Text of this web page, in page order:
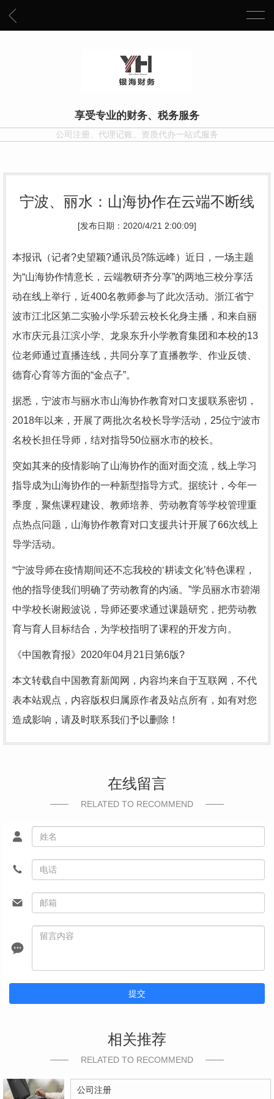
享受专业的财务、税务服务
公司注册、代理记账、资质代办一站式服务
宁波、丽水：山海协作在云端不断线
[发布日期：2020/4/21 2:00:09]
本报讯（记者?史望颖?通讯员?陈远峰）近日，一场主题
为“山海协作情意长，云端教研齐分享”的两地三校分享活
动在线上举行，近400名教师参与了此次活动。浙江省宁
波市江北区第二实验小学乐碧云校长化身主播，和来自丽
水市庆元县江滨小学、龙泉东升小学教育集团和本校的13
位老师通过直播连线，共同分享了直播教学、作业反馈、
德育心育等方面的“金点子”。
据悉，宁波市与丽水市山海协作教育对口支援联系密切，
2018年以来，开展了两批次名校长导学活动，25位宁波市
名校长担任导师，结对指导50位丽水市的校长。
突如其来的疫情影响了山海协作的面对面交流，线上学习
指导成为山海协作的一种新型指导方式。据统计，今年一
季度，聚焦课程建设、教师培养、劳动教育等学校管理重
点热点问题，山海协作教育对口支援共计开展了66次线上
导学活动。
“宁波导师在疫情期间还不忘我校的‘耕读文化’特色课程，
他的指导使我们明确了劳动教育的内涵。”学员丽水市碧湖
中学校长谢殿波说，导师还要求通过课题研究，把劳动教
育与育人目标结合，为学校指明了课程的开发方向。
《中国教育报》2020年04月21日第6版?
本文转载自中国教育新闻网，内容均来自于互联网，不代
表本站观点，内容版权归属原作者及站点所有，如有对您
造成影响，请及时联系我们予以删除！
在线留言
RELATED TO RECOMMEND
提交
相关推荐
RELATED TO RECOMMEND
公司注册